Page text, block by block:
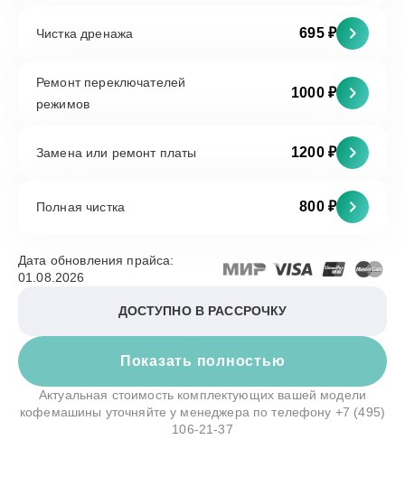
Чистка дренажа 695 ₽
Ремонт переключателей
режимов
1000 ₽
Замена или ремонт платы 1200 ₽
Полная чистка 800 ₽
Показать полностью
Дата обновления прайса:
01.08.2026
ДОСТУПНО В РАССРОЧКУ
Актуальная стоимость комплектующих вашей модели
кофемашины уточняйте у менеджера по телефону +7 (495)
106-21-37